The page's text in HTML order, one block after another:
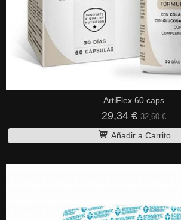
ArtiFlex 60 caps
29,34 € 32,60 €
Añadir a Carrito